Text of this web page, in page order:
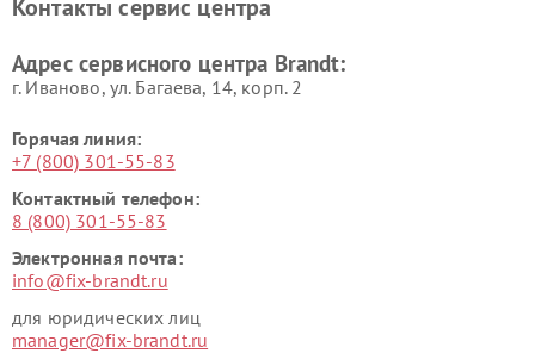
Контакты сервис центра
Адрес сервисного центра Brandt:
г. Иваново, ул. Багаева, 14, корп. 2
Горячая линия:
+7 (800) 301-55-83
Контактный телефон:
8 (800) 301-55-83
Электронная почта:
info@fix-brandt.ru
для юридических лиц
manager@fix-brandt.ru